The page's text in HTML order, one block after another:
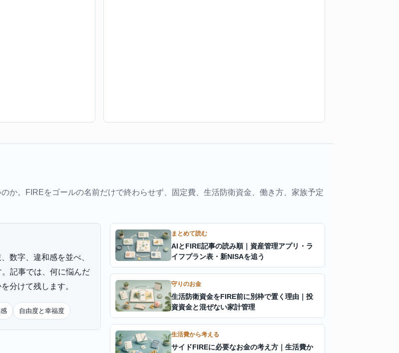
か。FIREをゴールの名前だけで終わらせず、固定費、生活防衛資金、働き方、家族予定
数字、違和感を並べ、
記事では、何に悩んだ
分けて残します。
自由度と幸福度
まとめて読む
AIとFIRE記事の読み順｜資産管理アプリ・ラ
イフプラン表・新NISAを追う
守りのお金
生活防衛資金をFIRE前に別枠で置く理由｜投
資資金と混ぜない家計管理
生活費から考える
サイドFIREに必要なお金の考え方｜生活費か